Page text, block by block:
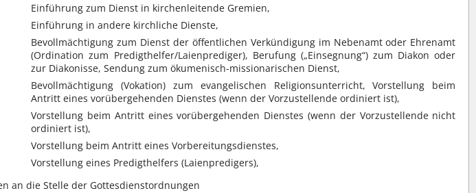
Einführung zum Dienst in kirchenleitende Gremien,
Einführung in andere kirchliche Dienste,
Bevollmächtigung zum Dienst der öffentlichen Verkündigung im Nebenamt oder Ehrenamt
(Ordination zum Predigthelfer/Laienprediger), Berufung („Einsegnung“) zum Diakon oder
zur Diakonisse, Sendung zum ökumenisch-missionarischen Dienst,
Bevollmächtigung (Vokation) zum evangelischen Religionsunterricht, Vorstellung beim
Antritt eines vorübergehenden Dienstes (wenn der Vorzustellende ordiniert ist),
Vorstellung beim Antritt eines vorübergehenden Dienstes (wenn der Vorzustellende nicht
ordiniert ist),
Vorstellung beim Antritt eines Vorbereitungsdienstes,
Vorstellung eines Predigthelfers (Laienpredigers),
an die Stelle der Gottesdienstordnungen